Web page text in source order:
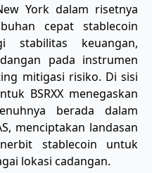
York dalam risetnya
cepat stablecoin
stabilitas keuangan,
pada instrumen
mitigasi risiko. Di sisi
BSRXX menegaskan
berada dalam
menciptakan landasan
stablecoin untuk
lokasi cadangan.